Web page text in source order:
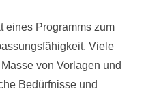
eines Programms zum
Viele
von Vorlagen und
Bedürfnisse und